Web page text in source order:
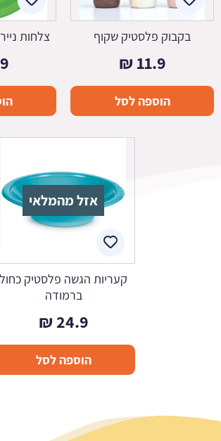
בקבוק פלסטיק שקוף
11.9
₪
הוספה לסל
צלחות
אזל מהמלאי
קעריות הגשה פלסטיק כחול
ברמודה
24.9
₪
הוספה לסל